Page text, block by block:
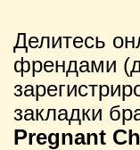
Делитесь
френдами
закладки
Pregnant